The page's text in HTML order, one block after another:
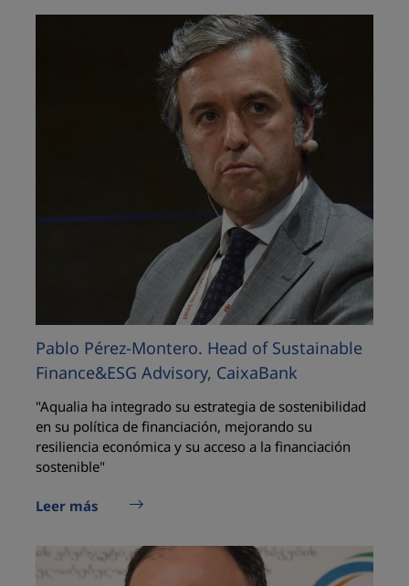
Pablo Pérez-Montero. Head of Sustainable
Finance&ESG Advisory, CaixaBank
"Aqualia ha integrado su estrategia de sostenibilidad
en su política de financiación, mejorando su
resiliencia económica y su acceso a la financiación
sostenible"
Leer más